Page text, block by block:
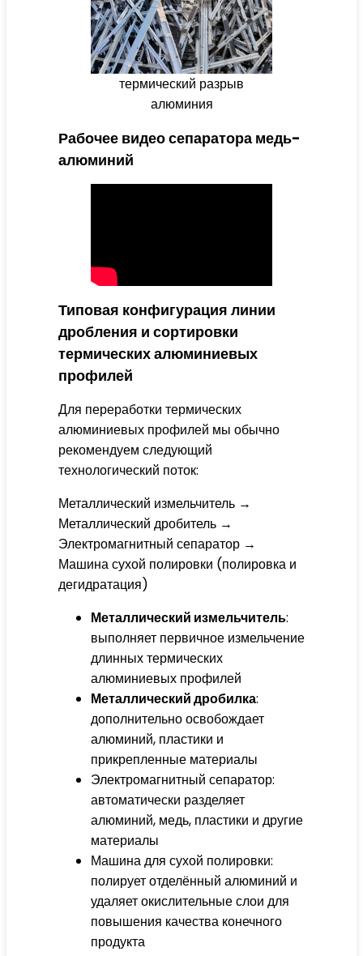
термический разрыв
алюминия
Рабочее видео сепаратора медь-
алюминий
Типовая конфигурация линии
дробления и сортировки
термических алюминиевых
профилей
Для переработки термических
алюминиевых профилей мы обычно
рекомендуем следующий
технологический поток:
Металлический измельчитель →
Металлический дробитель →
Электромагнитный сепаратор →
Машина сухой полировки (полировка и
дегидратация)
Металлический измельчитель:
выполняет первичное измельчение
длинных термических
алюминиевых профилей
Металлический дробилка:
дополнительно освобождает
алюминий, пластики и
прикрепленные материалы
Электромагнитный сепаратор:
автоматически разделяет
алюминий, медь, пластики и другие
материалы
Машина для сухой полировки:
полирует отделённый алюминий и
удаляет окислительные слои для
повышения качества конечного
продукта